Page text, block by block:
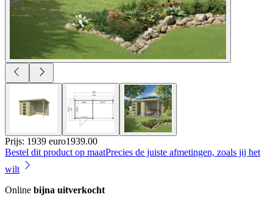
Prijs: 1939 euro1939.00
Bestel dit product op maatPrecies de juiste afmetingen, zoals jij het
wilt
Online bijna uitverkocht